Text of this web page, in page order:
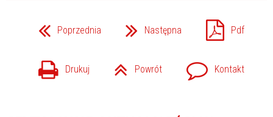
Poprzednia Następna Pdf
Drukuj Powrót Kontakt